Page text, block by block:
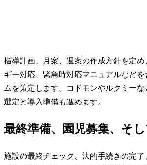
指導計画、月案、週案の作成方針を定
ギー対応、緊急時対応マニュアルなどを
ムを策定します。コドモンやルクミー
選定と導入準備も進めます。
最終準備、園児募集、そ
施設の最終チェック、法的手続きの完